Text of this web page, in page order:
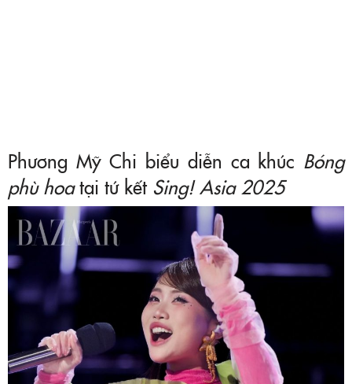
Phương Mỹ Chi biểu diễn ca khúc Bóng
phù hoatại tứ kết Sing! Asia 2025